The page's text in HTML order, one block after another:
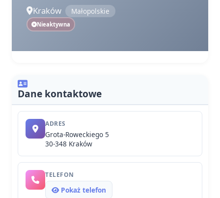
Kraków Małopolskie
Nieaktywna
Dane kontaktowe
ADRES
Grota-Roweckiego 5
30-348 Kraków
TELEFON
Pokaż telefon